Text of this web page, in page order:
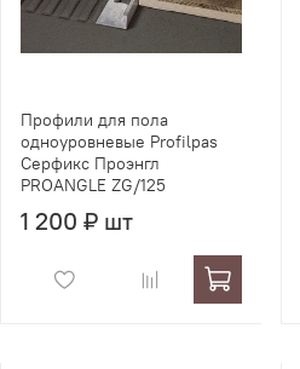
Профили для пола
одноуровневые Profilpas
Серфикс Проэнгл
PROANGLE ZG/125
1 200 ₽ шт